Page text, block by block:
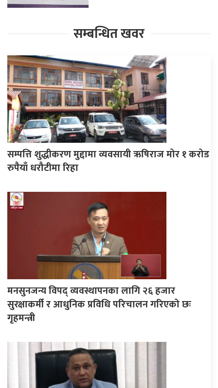
सम्बन्धित खवर
सम्पत्ति शुद्धीकरण मुद्दामा व्यवसायी ऋषिराज मोर १ करोड
रुपैयाँ धरौटीमा रिहा
मनसुनजन्य विपद् व्यवस्थापनका लागि २६ हजार
सुरक्षाकर्मी र आधुनिक प्रविधि परिचालन गरिएको छः
गृहमन्त्री